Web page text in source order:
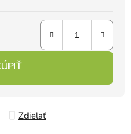
Zdieľať